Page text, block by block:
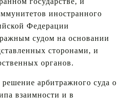
иностранного
Федерации
судом на основании
сторонами, и
органов.
арбитражного суда о
взаимности и в